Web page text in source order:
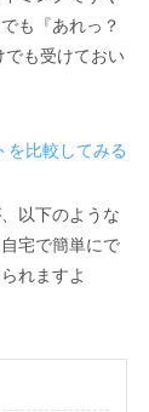
も
『あれっ？
でも受けておい
を比較してみる
以下のような
宅で簡単にで
れますよ